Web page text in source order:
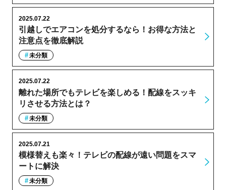
引越しでエアコンを処分するなら！お得な方法と
注意点を徹底解説
2025.07.22
未分類
離れた場所でもテレビを楽しめる！配線をスッキ
リさせる方法とは？
2025.07.22
未分類
模様替えも楽々！テレビの配線が遠い問題をスマ
ートに解決
2025.07.21
未分類